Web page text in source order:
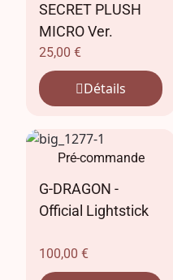
SECRET PLUSH
MICRO Ver.
25,00€
Détails
Pré-commande
G-DRAGON -
Official Lightstick
100,00€